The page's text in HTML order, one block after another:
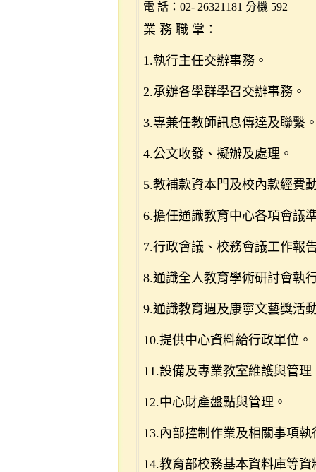
電 話： 02- 26321181 分機 592
業 務 職 掌：
1.執行主任交辦事務。
2.承辦各學群學召交辦事務。
3.專兼任教師訊息傳達及聯繫
4.公文收發、擬辦及處理。
5.教補款資本門及校內款經費
6.擔任通識教育中心各項會議
7.行政會議、校務會議工作報
8.通識全人教育學術研討會執
9.通識教育週及康寧文藝獎活
10.提供中心資料給行政單位。
11.設備及專業教室維護與管理
12.中心財產盤點與管理。
13.內部控制作業及相關事項執
14.教育部校務基本資料庫等資